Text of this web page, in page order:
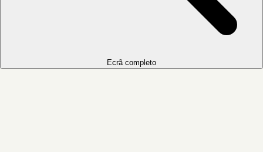
Ecrã completo